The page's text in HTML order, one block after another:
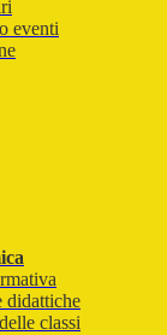
eventi
didattiche
classi